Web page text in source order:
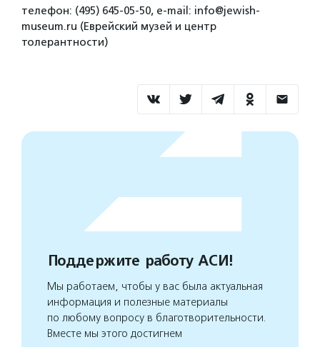
телефон: (495) 645-05-50, e-mail: info@jewish-
museum.ru (Еврейский музей и центр
толерантности)
Поддержите работу АСИ!
Мы работаем, чтобы у вас была актуальная
информация и полезные материалы
по любому вопросу в благотворительности.
Вместе мы этого достигнем